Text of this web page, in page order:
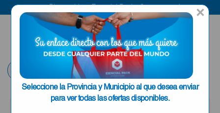
×
Seleccione la Provincia y Municipio al que desea enviar
para ver todas las ofertas disponibles.
ENVIAR A LA
HABANA